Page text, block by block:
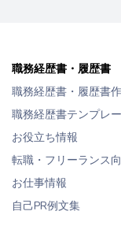
職務経歴書・履歴書
職務経歴書・履歴書
職務経歴書テンプレ
お役立ち情報
転職・フリーランス
お仕事情報
自己PR例文集